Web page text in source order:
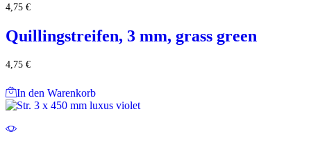
4,75 €
Quillingstreifen, 3 mm, grass green
4,75 €
In den Warenkorb